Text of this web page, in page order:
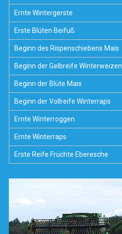
Ernte Wintergerste
Erste Blüten Beifuß
Beginn des Rispenschiebens Mais
Beginn der Gelbreife Winterweizen
Beginn der Blüte Mais
Beginn der Vollreife Winterraps
Ernte Winterroggen
Ernte Winterraps
Erste Reife Früchte Eberesche